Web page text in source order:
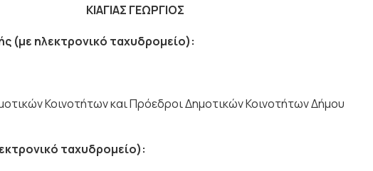
ΚΙΑΓΙΑΣ ΓΕΩΡΓΙΟΣ
(με ηλεκτρονικό ταχυδρομείο):
Κοινοτήτων και Πρόεδροι Δημοτικών Κοινοτήτων Δήμου
ταχυδρομείο):